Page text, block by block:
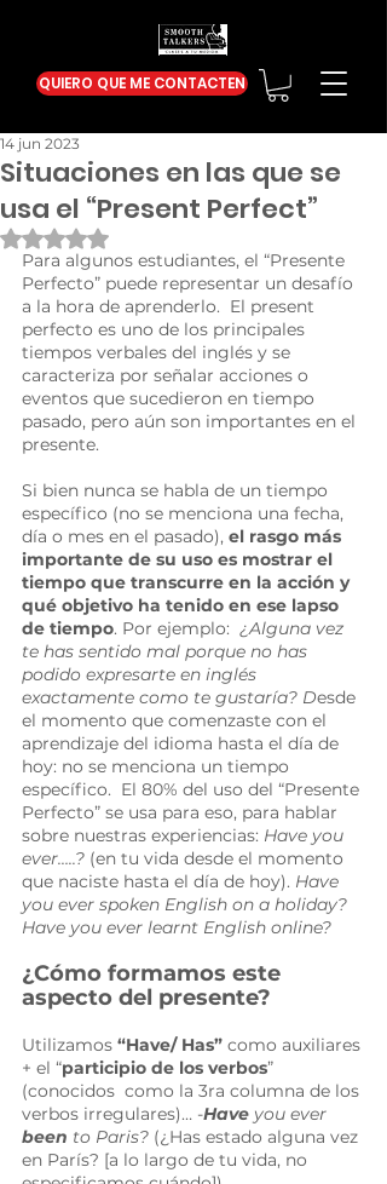
QUIERO QUE ME CONTACTEN
Situaciones en las que se
usa el “Present Perfect”
14 jun 2023
Obtuvo NaN de 5 estrellas.
Para algunos estudiantes, el “Presente
Perfecto” puede representar un desafío
a la hora de aprenderlo.  El present
perfecto es uno de los principales
tiempos verbales del inglés y se
caracteriza por señalar acciones o
eventos que sucedieron en tiempo
pasado, pero aún son importantes en el
presente.
Si bien nunca se habla de un tiempo
específico (no se menciona una fecha,
día o mes en el pasado), el rasgo más
importante de su uso es mostrar el
tiempo que transcurre en la acción y
qué objetivo ha tenido en ese lapso
de tiempo. Por ejemplo: ¿Alguna vez
te has sentido mal porque no has
podido expresarte en inglés
exactamente como te gustaría? Desde
el momento que comenzaste con el
aprendizaje del idioma hasta el día de
hoy: no se menciona un tiempo
específico.  El 80% del uso del “Presente
Perfecto” se usa para eso, para hablar
sobre nuestras experiencias: Have you
ever…..? (en tu vida desde el momento
que naciste hasta el día de hoy). Have
you ever spoken English on a holiday?
Have you ever learnt English online?
¿Cómo formamos este
aspecto del presente?
Utilizamos “Have/ Has” como auxiliares
+ el “participio de los verbos”
(conocidos  como la 3ra columna de los
verbos irregulares)… -Have you ever
been to Paris? (¿Has estado alguna vez
en París? [a lo largo de tu vida, no